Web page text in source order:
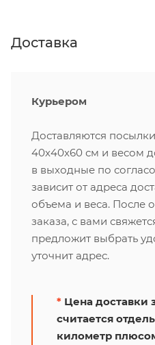
Доставка
Курьером
Доставляются
40х40х60 см и весом
в выходные по
зависит от адреса
объема и веса. После
заказа, с вами
предложит выбрать
уточнит адрес.
* Цена
считается
километр